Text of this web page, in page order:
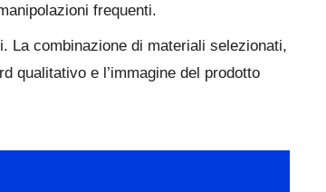
frequenti.
La combinazione di materiali selezionati,
qualitativo e l’immagine del prodotto